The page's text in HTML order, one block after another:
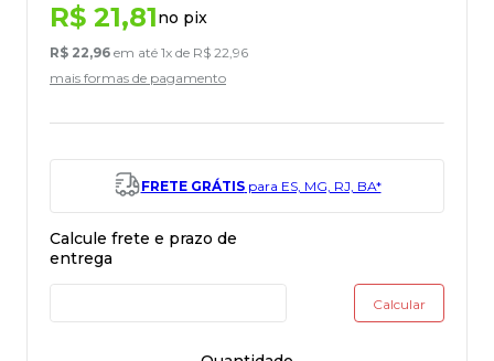
R$ 21,81no pix
R$ 22,96 em até 1x de R$ 22,96
mais formas de pagamento
FRETE GRÁTISpara ES, MG, RJ, BA*